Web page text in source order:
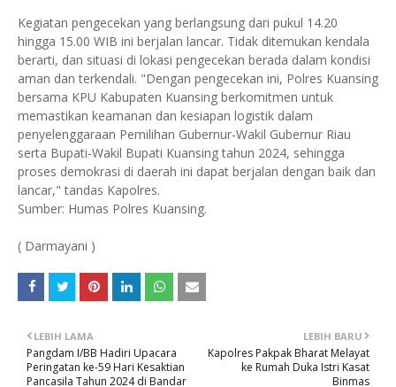
Kegiatan pengecekan yang berlangsung dari pukul 14.20
hingga 15.00 WIB ini berjalan lancar. Tidak ditemukan kendala
berarti, dan situasi di lokasi pengecekan berada dalam kondisi
aman dan terkendali. "Dengan pengecekan ini, Polres Kuansing
bersama KPU Kabupaten Kuansing berkomitmen untuk
memastikan keamanan dan kesiapan logistik dalam
penyelenggaraan Pemilihan Gubernur-Wakil Gubernur Riau
serta Bupati-Wakil Bupati Kuansing tahun 2024, sehingga
proses demokrasi di daerah ini dapat berjalan dengan baik dan
lancar," tandas Kapolres.
Sumber: Humas Polres Kuansing.
( Darmayani )
LEBIH BARU
Kapolres Pakpak Bharat Melayat
ke Rumah Duka Istri Kasat
Binmas
LEBIH LAMA
Pangdam I/BB Hadiri Upacara
Peringatan ke-59 Hari Kesaktian
Pancasila Tahun 2024 di Bandar